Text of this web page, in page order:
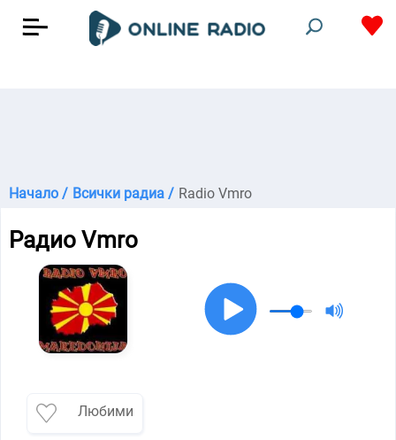
Начало / Всички радиа / Radio Vmro
Радио Vmro
Любими